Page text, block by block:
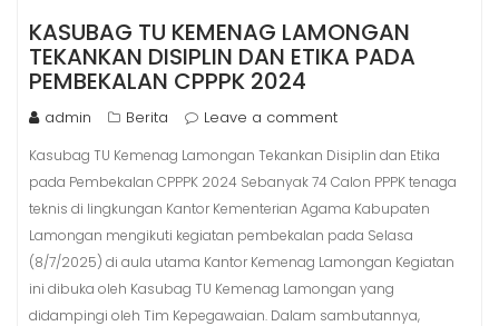
KASUBAG TU KEMENAG LAMONGAN
TEKANKAN DISIPLIN DAN ETIKA PADA
PEMBEKALAN CPPPK 2024
admin Berita Leave a comment
Kasubag TU Kemenag Lamongan Tekankan Disiplin dan Etika
pada Pembekalan CPPPK 2024 Sebanyak 74 Calon PPPK tenaga
teknis di lingkungan Kantor Kementerian Agama Kabupaten
Lamongan mengikuti kegiatan pembekalan pada Selasa
(8/7/2025) di aula utama Kantor Kemenag Lamongan Kegiatan
ini dibuka oleh Kasubag TU Kemenag Lamongan yang
didampingi oleh Tim Kepegawaian. Dalam sambutannya,